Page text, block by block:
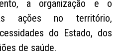
a organização e o
ações no território,
do Estado, dos
de saúde.